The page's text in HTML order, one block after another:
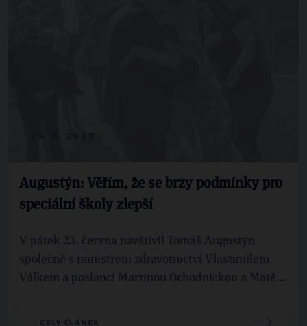
Augustýn: Věřím, že se brzy podmínky pro
speciální školy zlepší
V pátek 23. června navštívil Tomáš Augustýn
společně s ministrem zdravotnictví Vlastimilem
Válkem a poslanci Martinou Ochodnickou a Matě...
CELÝ ČLÁNEK